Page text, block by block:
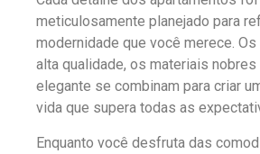
meticulosamente planejado para
modernidade que você merece.
alta qualidade, os materiais
elegante se combinam para criar
vida que supera todas as
Enquanto você desfruta das